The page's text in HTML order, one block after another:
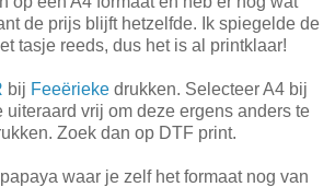
de prijs blijft hetzelfde. Ik spiegelde de
tasje reeds, dus het is al printklaar!
bij Feeëriekedrukken. Selecteer A4 bij
uiteraard vrij om deze ergens anders te
Zoek dan op DTF print.
waar je zelf het formaat nog van